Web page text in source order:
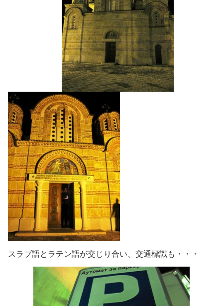
スラブ語とラテン語が交じり合い、交通標識も・・・